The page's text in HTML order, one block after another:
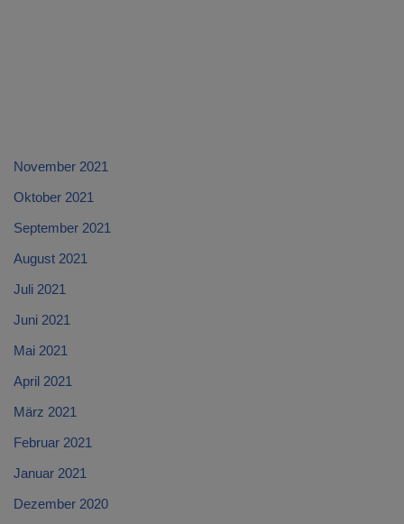
November 2021
Oktober 2021
September 2021
August 2021
Juli 2021
Juni 2021
Mai 2021
April 2021
März 2021
Februar 2021
Januar 2021
Dezember 2020